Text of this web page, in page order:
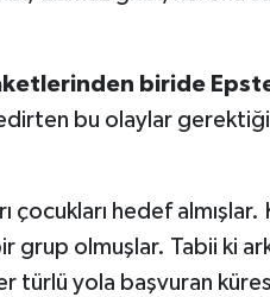
biride
bu olaylar
çocukları hedef
grup olmuşlar. Tabii ki
türlü yola başvuran